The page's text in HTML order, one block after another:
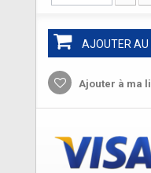
AJOUTER AU
Ajouter à ma